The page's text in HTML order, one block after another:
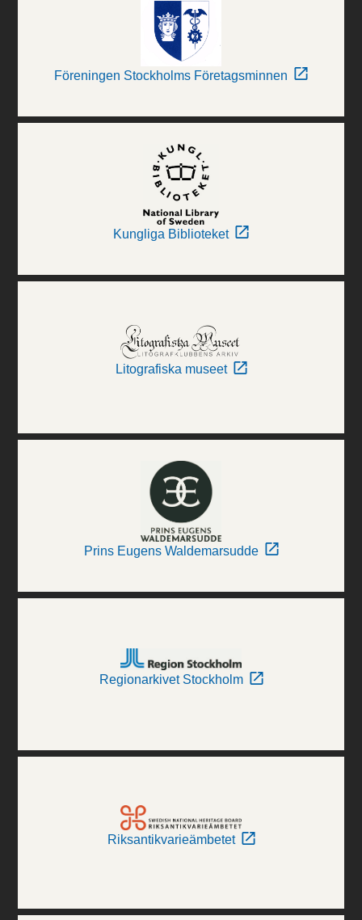
Föreningen Stockholms Företagsminnen
Kungliga Biblioteket
Litografiska museet
Prins Eugens Waldemarsudde
Regionarkivet Stockholm
Riksantikvarieämbetet